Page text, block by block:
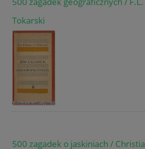
Tokarski
500 zagadek o jaskiniach /